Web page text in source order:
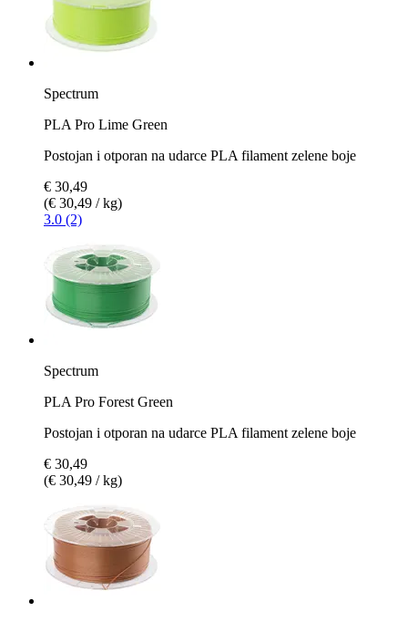
Spectrum
PLA Pro Lime Green
Postojan i otporan na udarce PLA filament zelene boje
€ 30,49
(€ 30,49 / kg)
3.0 (2)
Spectrum
PLA Pro Forest Green
Postojan i otporan na udarce PLA filament zelene boje
€ 30,49
(€ 30,49 / kg)